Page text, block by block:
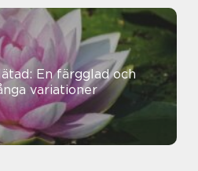
En färgglad och
variationer